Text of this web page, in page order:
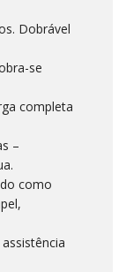
Dobrável
se
completa
–
como